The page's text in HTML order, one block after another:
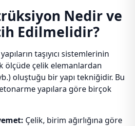
Nedir ve
Edilmelidir?
taşıyıcı sistemlerinin
ölçüde çelik elemanlardan
oluştuğu bir yapı tekniğidir. Bu
yapılara göre birçok
Çelik, birim ağırlığına göre